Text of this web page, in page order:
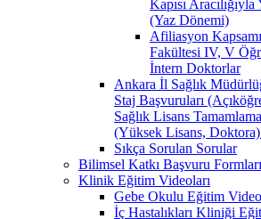
Kapısı
(Yaz Dönemi)
Afiliasyon
Fakültesi IV, V
İntern Doktorlar
Ankara İl Sağlık
Staj Başvuruları
Sağlık Lisans
(Yüksek Lisans,
Sıkça Sorulan Sorular
Bilimsel Katkı Başvuru Formları
Klinik Eğitim Videoları
Gebe Okulu Eğitim
İç Hastalıkları Kliniği